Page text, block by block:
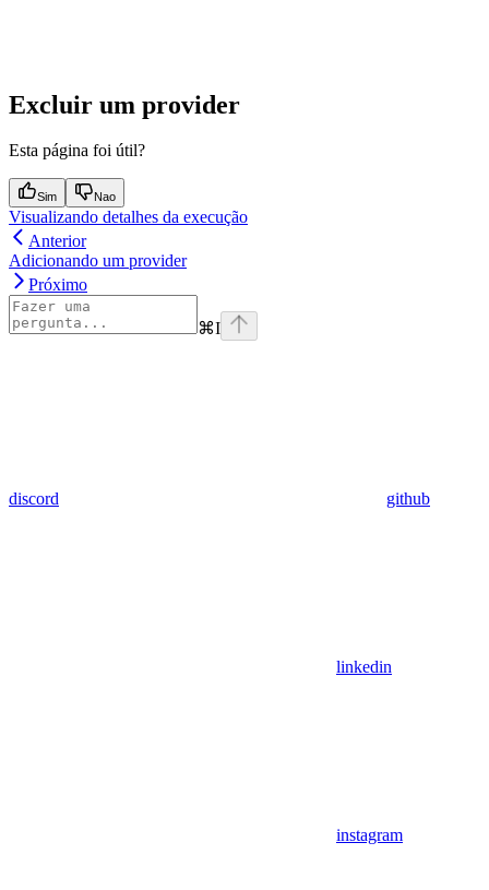
Excluir um provider
Esta página foi útil?
Sim Nao
Visualizando detalhes da execução
Anterior
Adicionando um provider
Próximo
⌘I
discord github
linkedin
instagram